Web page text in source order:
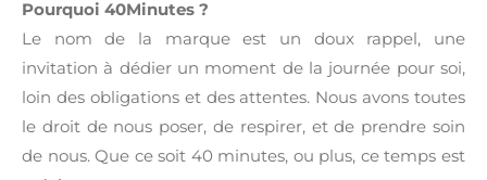
Pourquoi 40Minutes ?
Le nom de la marque est un doux rappel, une
invitation à dédier un moment de la journée pour soi,
loin des obligations et des attentes. Nous avons toutes
le droit de nous poser, de respirer, et de prendre soin
de nous. Que ce soit 40 minutes, ou plus, ce temps est